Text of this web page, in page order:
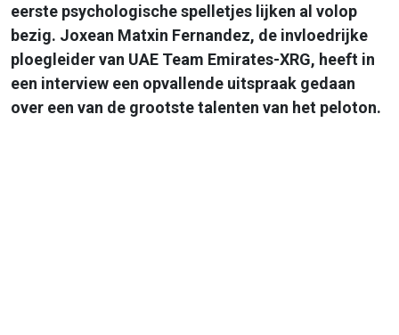
eerste psychologische spelletjes lijken al volop
bezig. Joxean Matxin Fernandez, de invloedrijke
ploegleider van UAE Team Emirates-XRG, heeft in
een interview een opvallende uitspraak gedaan
over een van de grootste talenten van het peloton.